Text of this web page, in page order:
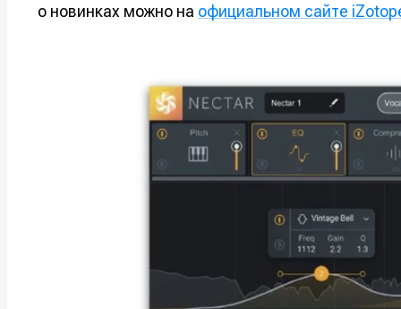
Помощь
Помощь
о новинках можно на официальном сайте